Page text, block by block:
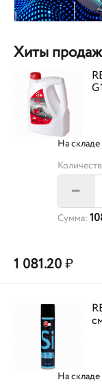
Хиты продаж
На
–
Сумма:
1 081.20₽
На